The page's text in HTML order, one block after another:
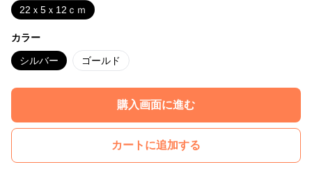
22ｘ5ｘ12ｃｍ
カラー
シルバー ゴールド
購入画面に進む
カートに追加する